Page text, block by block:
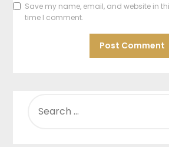
Save my name, email, and website in
time I comment.
FOR: